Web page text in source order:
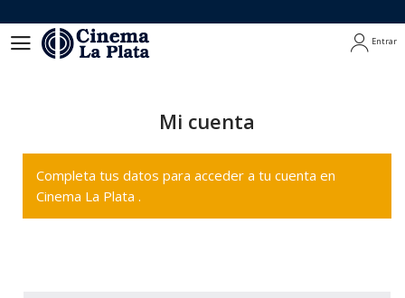
Entrar
Mi cuenta
Completa tus datos para acceder a tu cuenta en
Cinema La Plata .